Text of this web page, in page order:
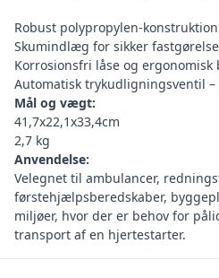
Robust polypropylen-konstruktion
Skumindlæg for sikker
Korrosionsfri låse og
Automatisk trykudligningsventil
Mål og vægt:
41,7x22,1x33,4cm
2,7 kg
Anvendelse:
Velegnet til ambulancer,
førstehjælpsberedskaber,
miljøer, hvor der er behov for
transport af en hjertestarter.